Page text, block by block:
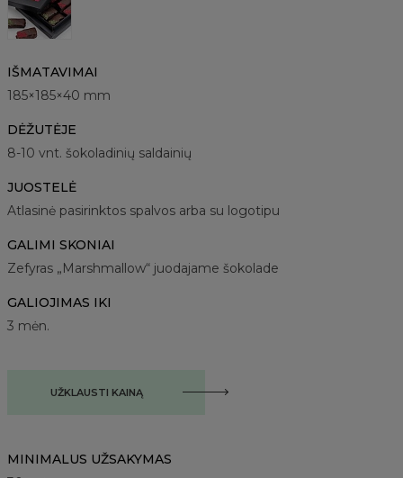
IŠMATAVIMAI
185×185×40 mm
DĖŽUTĖJE
8-10 vnt. šokoladinių saldainių
JUOSTELĖ
Atlasinė pasirinktos spalvos arba su logotipu
GALIMI SKONIAI
Zefyras „Marshmallow“ juodajame šokolade
GALIOJIMAS IKI
3 mėn.
UŽKLAUSTI KAINĄ
MINIMALUS UŽSAKYMAS